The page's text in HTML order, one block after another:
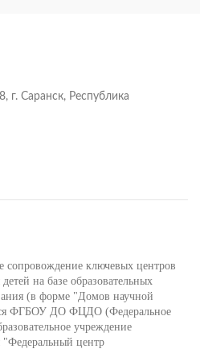
г. Саранск, Республика
сопровождение ключевых центров
на базе образовательных
(в форме "Домов научной
ФГБОУ ДО ФЦДО (Федеральное
учреждение
"Федеральный центр